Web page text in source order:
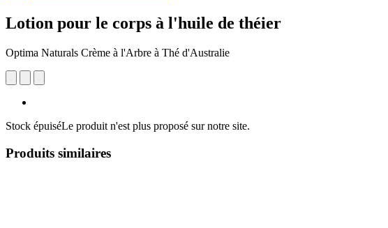
Lotion pour le corps à l'huile de théier
Optima Naturals Crème à l'Arbre à Thé d'Australie
Stock épuiséLe produit n'est plus proposé sur notre site.
Produits similaires